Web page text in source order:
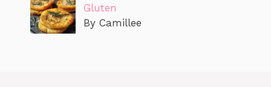
Gluten
By Camillee